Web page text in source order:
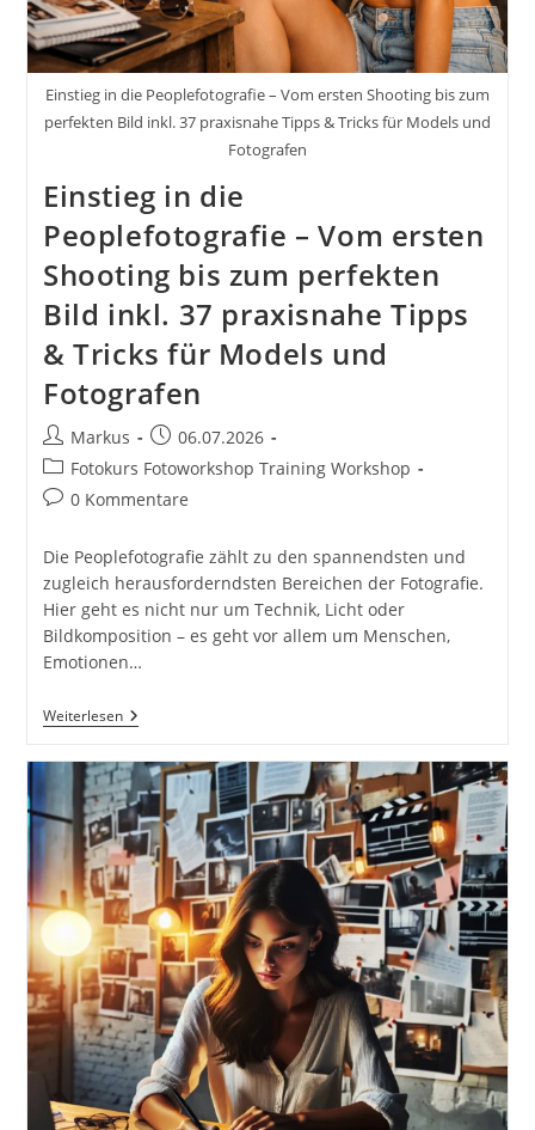
Einstieg in die Peoplefotografie – Vom ersten Shooting bis zum
perfekten Bild inkl. 37 praxisnahe Tipps & Tricks für Models und
Fotografen
Einstieg in die
Peoplefotografie – Vom ersten
Shooting bis zum perfekten
Bild inkl. 37 praxisnahe Tipps
& Tricks für Models und
Fotografen
Beitrags-
Autor:
Markus
Beitrag
veröffentlicht:
06.07.2026
Beitrags-
Kategorie:
Fotokurs Fotoworkshop Training Workshop
Beitrags-
0 Kommentare
Die Peoplefotografie zählt zu den spannendsten und
zugleich herausforderndsten Bereichen der Fotografie.
Hier geht es nicht nur um Technik, Licht oder
Bildkomposition – es geht vor allem um Menschen,
Emotionen…
WeiterlesenEinstieg
In
Peoplefotografie
–
Vom
Ersten
Shooting
Bis
Zum
Perfekten
Bild
Inkl.
37
Praxisnahe
Tipps
&
Tricks
Für
Models
Und
Fotografen